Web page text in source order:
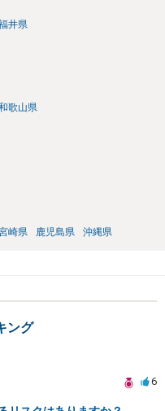
井県
歌山県
崎県 鹿児島県 沖縄県
ング
6